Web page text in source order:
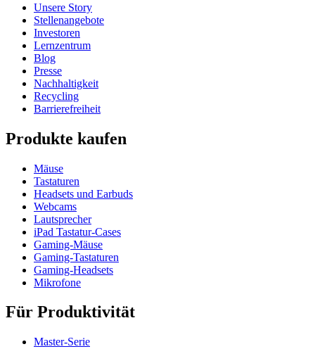
Unsere Story
Stellenangebote
Investoren
Lernzentrum
Blog
Presse
Nachhaltigkeit
Recycling
Barrierefreiheit
Produkte kaufen
Mäuse
Tastaturen
Headsets und Earbuds
Webcams
Lautsprecher
iPad Tastatur-Cases
Gaming-Mäuse
Gaming-Tastaturen
Gaming-Headsets
Mikrofone
Für Produktivität
Master-Serie